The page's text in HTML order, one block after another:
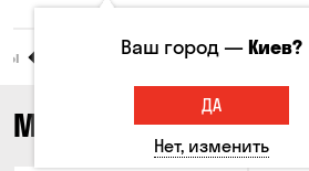
Рыба Морепродукты
МОРЕПРОДУКТЫ
Ваш город —Киев?
ДА
Нет, изменить